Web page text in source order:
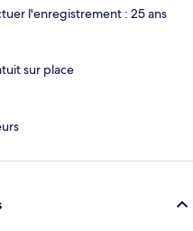
l'enregistrement : 25 ans
sur place